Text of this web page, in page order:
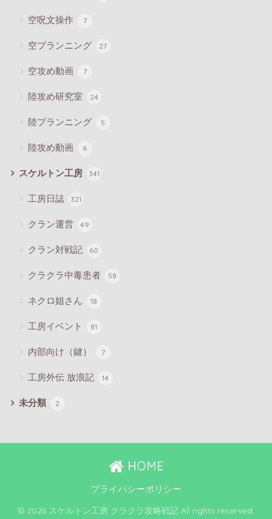
空呪文操作 7
空プランニング 27
空攻め動画 7
陸攻め研究室 24
陸プランニング 5
陸攻め動画 6
スケルトン工房 341
工房日誌 321
クラン運営 49
クラン対戦記 60
クラクラ中毒患者 58
ネクロ姐さん 18
工房イベント 81
内部向け（鍵） 7
工房外伝 放浪記 14
未分類 2
HOME
プライバシーポリシー
© 2026 スケルトン工房 クラクラ攻略戦記 All rights reserved.